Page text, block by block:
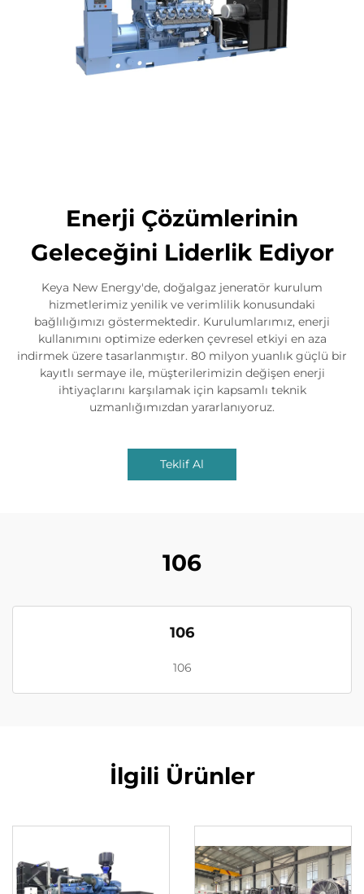
Enerji Çözümlerinin
Geleceğini Liderlik Ediyor
Keya New Energy'de, doğalgaz jeneratör kurulum
hizmetlerimiz yenilik ve verimlilik konusundaki
bağlılığımızı göstermektedir. Kurulumlarımız, enerji
kullanımını optimize ederken çevresel etkiyi en aza
indirmek üzere tasarlanmıştır. 80 milyon yuanlık güçlü bir
kayıtlı sermaye ile, müşterilerimizin değişen enerji
ihtiyaçlarını karşılamak için kapsamlı teknik
uzmanlığımızdan yararlanıyoruz.
Teklif Al
106
106
106
İlgili Ürünler